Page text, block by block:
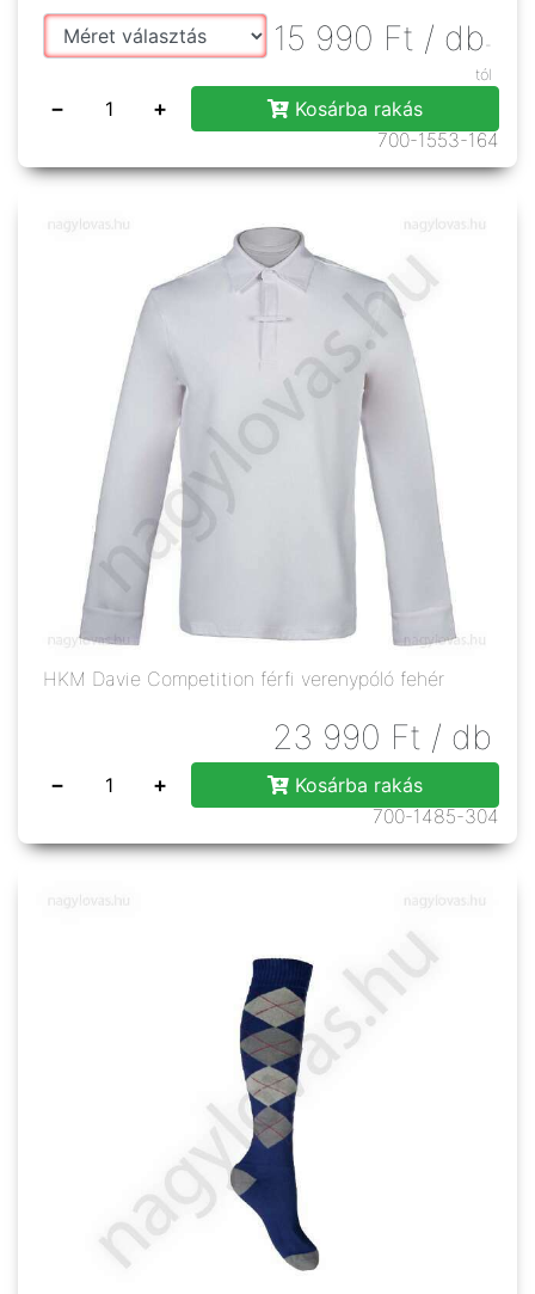
15 990 Ft / db -
tól
− +
Kosárba rakás
700-1553-164
HKM Davie Competition férfi verenypóló fehér
23 990 Ft / db
− +
Kosárba rakás
700-1485-304